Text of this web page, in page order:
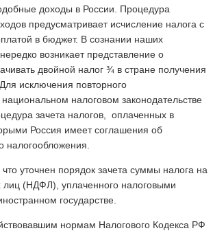
доходы в России. Процедура
предусматривает исчисление налога с
в бюджет. В сознании наших
возникает представление о
двойной налог ¾ в стране получения
исключения повторного
налоговом законодательстве
зачета налогов, оплаченных в
Россия имеет соглашения об
налогообложения.
уточнен порядок зачета суммы налога на
лиц (НДФЛ), уплаченного налоговыми
государстве.
нормам Налогового Кодекса РФ